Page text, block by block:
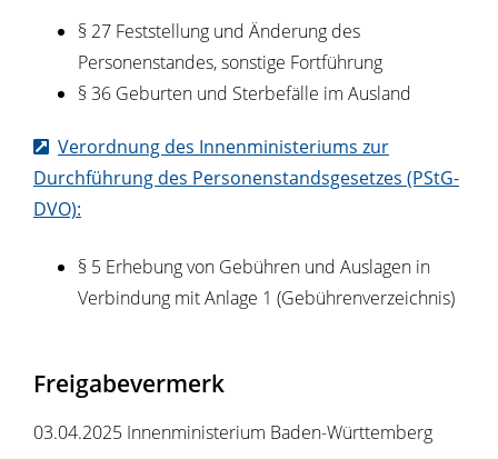
§ 27 Feststellung und Änderung des
Personenstandes, sonstige Fortführung
§ 36 Geburten und Sterbefälle im Ausland
Verordnung des Innenministeriums zur
Durchführung des Personenstandsgesetzes (PStG-
DVO):
§ 5 Erhebung von Gebühren und Auslagen in
Verbindung mit Anlage 1 (Gebührenverzeichnis)
Freigabevermerk
03.04.2025 Innenministerium Baden-Württemberg